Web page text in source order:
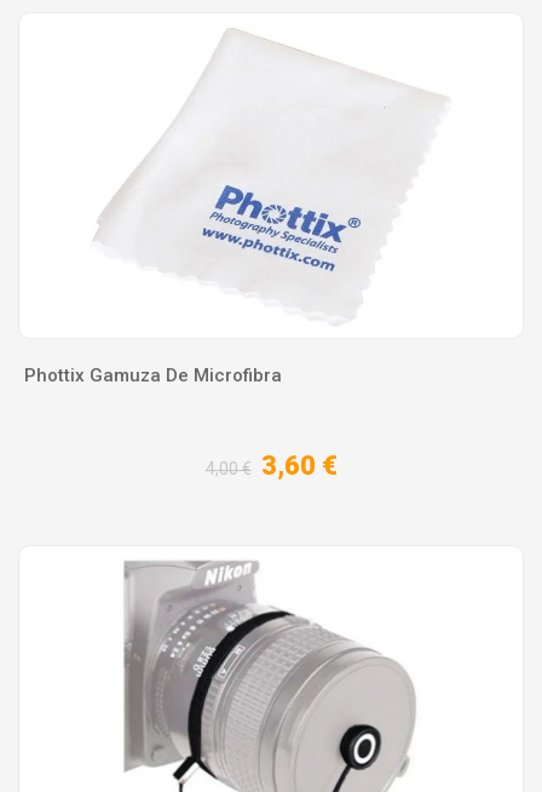
Phottix Gamuza De Microfibra
4,00 € 3,60 €